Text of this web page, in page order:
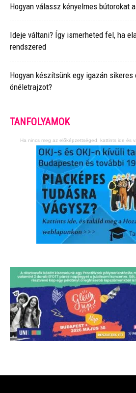
Hogyan válassz kényelmes bútorokat
Ideje váltani? Így ismerheted fel, ha
rendszered
Hogyan készítsünk egy igazán sikeres
önéletrajzot?
TANFOLYAMOK
Ha nincs meg az előképzettséged, kattints ide és